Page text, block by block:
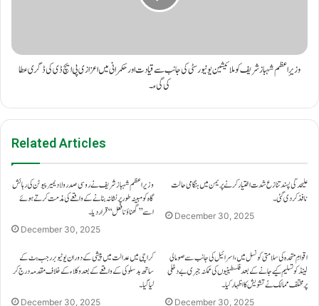
وزیرِ اعظم شہباز شریف کو ملائیشین یونیورسٹی کی جانب سے قیادت اور حکمرانی میں اعزازی پی ایچ ڈی کی ڈگری عطا
کی گیء۔
Related Articles
وزیراعظم شہباز شریف نے روسی صدر ولادیمیر پیوٹن کی رہائش
گاہ کو مبینہ طور پر نشانہ بنانے کے واقعے کی مذمت کرتے ہوئے
اسے ’’گھناؤنا فعل‘‘ قرار دیا۔
December 30, 2025
علیحدگی پسند تنازع شدت اختیار کرنے پر یمن میں ہنگامی حالت
نافذ کر دی گئی۔
December 30, 2025
کراچی میں عدالت میں پیشی کے دوران یوٹیوبر رجب بٹ کے
ساتھ بدسلوکی کے واقعے کے بعد وکلاء کے خلاف مقدمہ درج کر
لیا گیا۔
December 30, 2025
اقوامِ متحدہ کی سلامتی کونسل میں، اسرائیل کی جانب سے صومالی
لینڈ کو تسلیم کیے جانے کے بعد فلسطینیوں کی ممکنہ جبری بے دخلی
پر مختلف ممالک نے تشویش کا اظہار کیا۔
December 30, 2025